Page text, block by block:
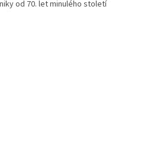
od 70. let minulého století